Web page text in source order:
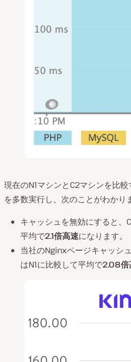
現在のN1マシンとC2マシンを比較
を多数実行し、次のことがわかり
キャッシュを無効にすると、
平均で2.1倍高速になります。
当社のNginxページキャッシ
はN1に比較して平均で2.08倍